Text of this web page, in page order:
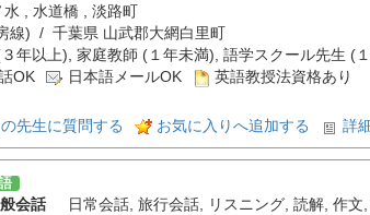
, 水道橋 , 淡路町
線) / 千葉県 山武郡大網白里町
年以上), 家庭教師 (１年未満), 語学スクール先生 (
OK 日本語メールOK 英語教授法資格あり
先生に質問する お気に入りへ追加する 詳
会話 日常会話, 旅行会話, リスニング, 読解, 作文,